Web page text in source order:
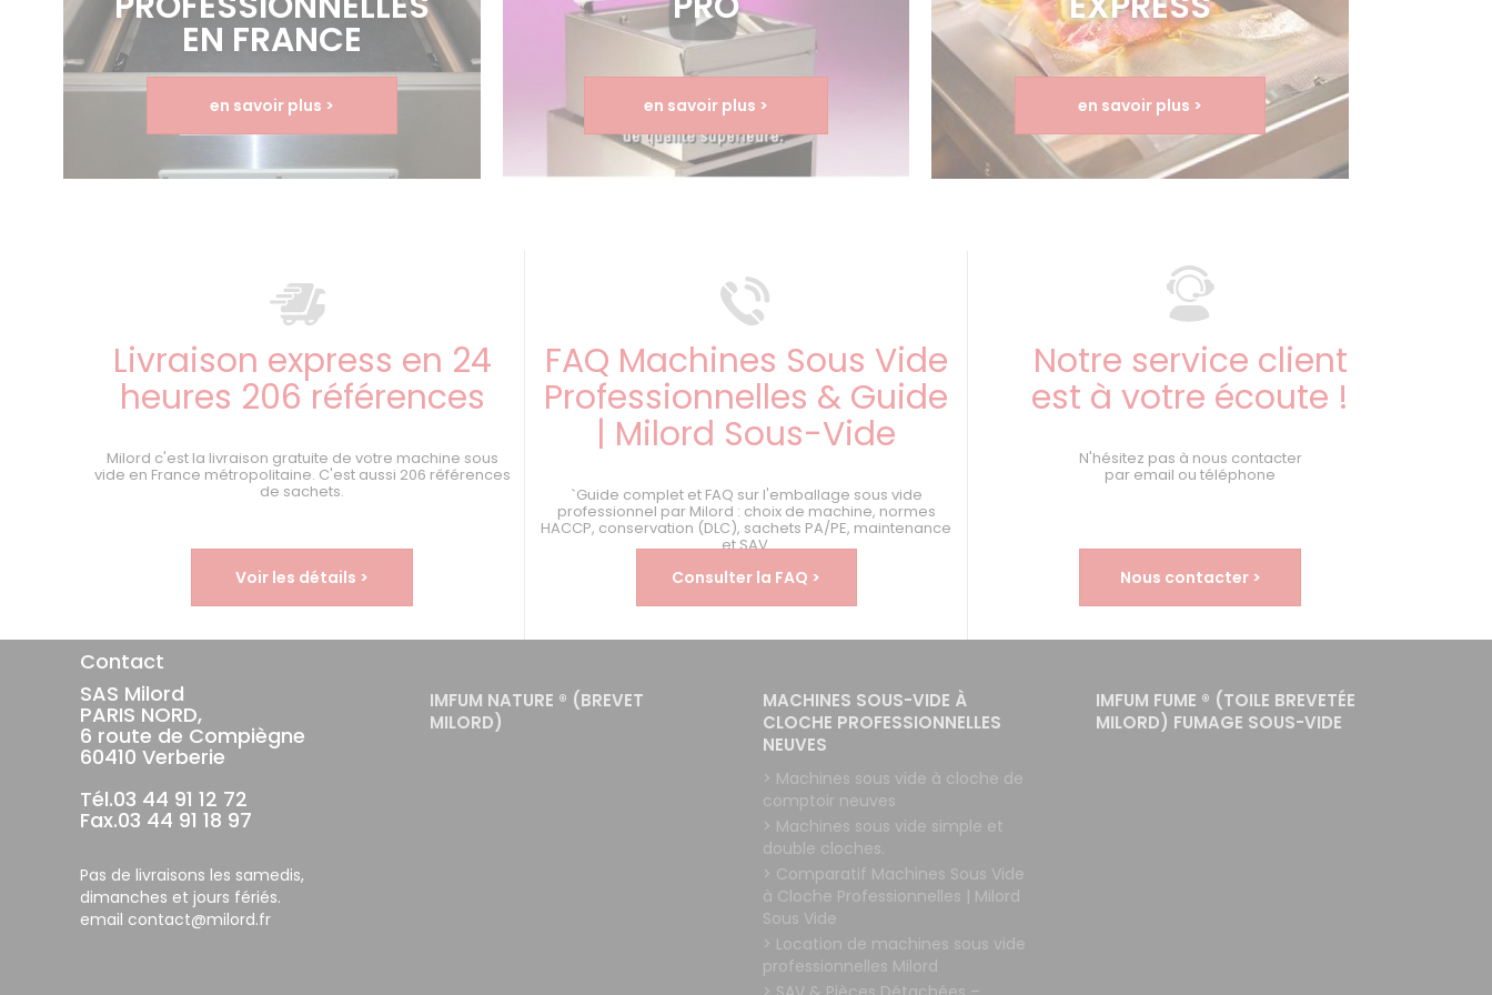
EN FRANCE
en savoir plus > en savoir plus > en savoir plus >
Livraison express en 24
heures 206 références
Milord c'est la livraison gratuite de votre machine sous
vide en France métropolitaine. C'est aussi 206 références
de sachets.
Voir les détails >
FAQ Machines Sous Vide
Professionnelles & Guide
| Milord Sous-Vide
`Guide complet et FAQ sur l'emballage sous vide
professionnel par Milord : choix de machine, normes
HACCP, conservation (DLC), sachets PA/PE, maintenance
et SAV.
Consulter la FAQ >
Notre service client
est à votre écoute !
N'hésitez pas à nous contacter
par email ou téléphone
Nous contacter >
Contact
SAS Milord
PARIS NORD,
6 route de Compiègne
60410 Verberie
Tél.03 44 91 12 72
Fax.03 44 91 18 97
Pas de livraisons les samedis,
dimanches et jours fériés.
email contact@milord.fr
IMFUM NATURE ® (BREVET
MILORD)
MACHINES SOUS-VIDE À
CLOCHE PROFESSIONNELLES
NEUVES
> Machines sous vide à cloche de
comptoir neuves
> Machines sous vide simple et
double cloches.
> Comparatif Machines Sous Vide
à Cloche Professionnelles | Milord
Sous Vide
> Location de machines sous vide
professionnelles Milord
IMFUM FUME ® (TOILE BREVETÉE
MILORD) FUMAGE SOUS-VIDE